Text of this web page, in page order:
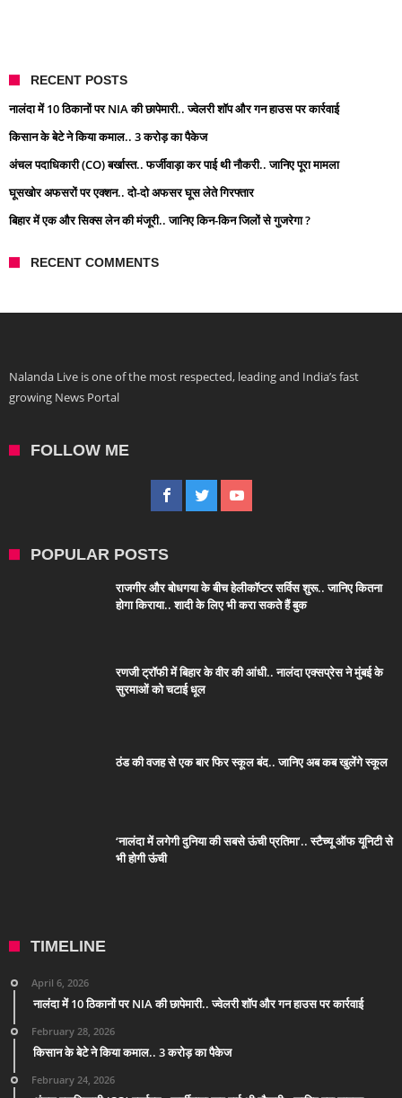
RECENT POSTS
नालंदा में 10 ठिकानों पर NIA की छापेमारी.. ज्वेलरी शॉप और गन हाउस पर कार्रवाई
किसान के बेटे ने किया कमाल.. 3 करोड़ का पैकेज
अंचल पदाधिकारी (CO) बर्खास्त.. फर्जीवाड़ा कर पाई थी नौकरी.. जानिए पूरा मामला
घूसखोर अफसरों पर एक्शन.. दो-दो अफसर घूस लेते गिरफ्तार
बिहार में एक और सिक्स लेन की मंजूरी.. जानिए किन-किन जिलों से गुजरेगा ?
RECENT COMMENTS
Nalanda Live is one of the most respected, leading and India’s fast
growing News Portal
FOLLOW ME
POPULAR POSTS
राजगीर और बोधगया के बीच हेलीकॉप्टर सर्विस शुरू.. जानिए कितना
होगा किराया.. शादी के लिए भी करा सकते हैं बुक
रणजी ट्रॉफी में बिहार के वीर की आंधी.. नालंदा एक्सप्रेस ने मुंबई के
सुरमाओं को चटाई धूल
ठंड की वजह से एक बार फिर स्कूल बंद.. जानिए अब कब खुलेंगे स्कूल
‘नालंदा में लगेगी दुनिया की सबसे ऊंची प्रतिमा’.. स्टैच्यू ऑफ यूनिटी से
भी होगी ऊंची
TIMELINE
April 6, 2026
नालंदा में 10 ठिकानों पर NIA की छापेमारी.. ज्वेलरी शॉप और गन हाउस पर कार्रवाई
February 28, 2026
किसान के बेटे ने किया कमाल.. 3 करोड़ का पैकेज
February 24, 2026